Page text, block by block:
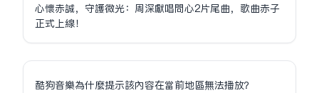
心懷赤誠，守護微光：周深獻唱問心2片尾曲，歌曲赤子
正式上線！
酷狗音樂為什麼提示該內容在當前地區無法播放？